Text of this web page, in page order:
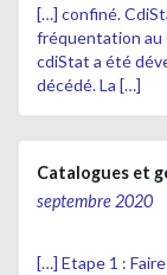
[…] confiné.
fréquentation au
cdiStat a été
décédé. La […]
Catalogues et
septembre 2020
[…] Etape 1 :